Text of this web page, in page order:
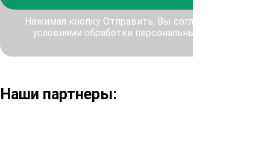
Нажимая кнопку Отправить, Вы соглашаетесь с
условиями обработки персональных данных
Наши партнеры: